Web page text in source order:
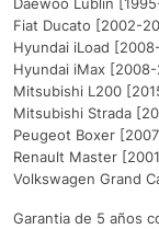
Fiat Ducato [2002-
Hyundai iLoad
Hyundai iMax [2008-
Mitsubishi L200
Mitsubishi Strada
Peugeot Boxer
Renault Master
Volkswagen Grand
Garantia de 5 años